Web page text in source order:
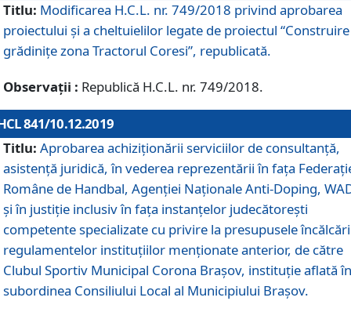
Titlu: Modificarea H.C.L. nr. 749/2018 privind aprobarea
proiectului și a cheltuielilor legate de proiectul “Construire
grădinițe zona Tractorul Coresi”, republicată.
Observații : Republică H.C.L. nr. 749/2018.
841/10.12.2019
Titlu: Aprobarea achiziționării serviciilor de consultanță,
asistență juridică, în vederea reprezentării în fața
Române de Handbal, Agenției Naționale Anti-Doping,
și în justiție inclusiv în fața instanțelor judecătorești
competente specializate cu privire la presupusele
regulamentelor instituțiilor menționate anterior, de către
Clubul Sportiv Municipal Corona Braşov, instituție aflată în
subordinea Consiliului Local al Municipiului Brașov.